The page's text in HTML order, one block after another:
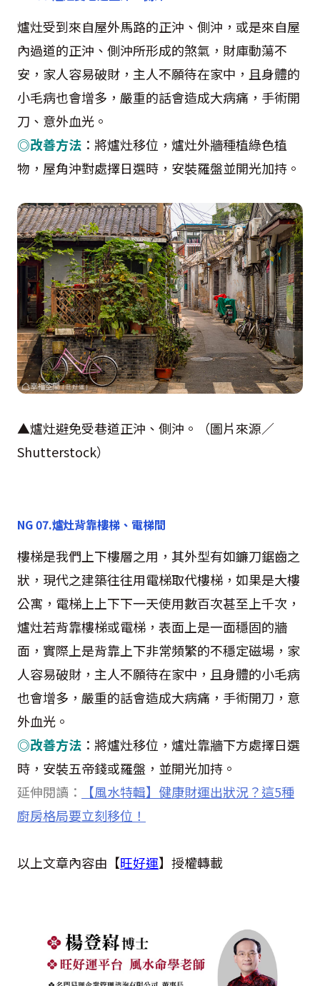
爐灶受到來自屋外馬路的正沖、側沖，或是來自屋
內過道的正沖、側沖所形成的煞氣，財庫動蕩不
安，家人容易破財，主人不願待在家中，且身體的
小毛病也會增多，嚴重的話會造成大病痛，手術開
刀、意外血光。
◎改善方法 ：將爐灶移位，爐灶外牆種植綠色植
物，屋角沖對處擇日選時，安裝羅盤並開光加持。
▲爐灶避免受巷道正沖、側沖。（圖片來源／
Shutterstock）
NG 07.爐灶背靠樓梯、電梯間
樓梯是我們上下樓層之用，其外型有如鐮刀鋸齒之
狀，現代之建築往往用電梯取代樓梯，如果是大樓
公寓，電梯上上下下一天使用數百次甚至上千次，
爐灶若背靠樓梯或電梯，表面上是一面穩固的牆
面，實際上是背靠上下非常頻繁的不穩定磁場，家
人容易破財，主人不願待在家中，且身體的小毛病
也會增多，嚴重的話會造成大病痛，手術開刀，意
外血光。
◎改善方法 ：將爐灶移位，爐灶靠牆下方處擇日選
時，安裝五帝錢或羅盤，並開光加持。
延伸閱讀：
【風水特輯】健康財運出狀況？這5種
廚房格局要立刻移位！
以上文章內容由【旺好運】授權轉載